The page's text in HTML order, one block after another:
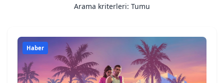
Arama kriterleri: Tumu
Haber